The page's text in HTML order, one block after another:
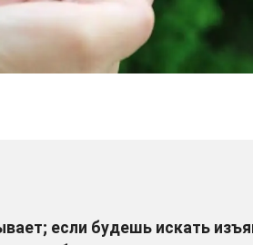
если будешь искать